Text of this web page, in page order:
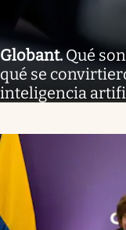
Globant.Qué
qué se
inteligencia